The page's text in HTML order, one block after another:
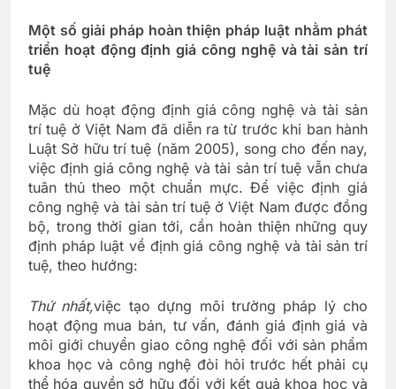
Một số giải pháp hoàn thiện pháp luật nhằm phát
triển hoạt động định giá công nghệ và tài sản trí
tuệ
Mặc dù hoạt động định giá công nghệ và tài sản
trí tuệ ở Việt Nam đã diễn ra từ trước khi ban hành
Luật Sở hữu trí tuệ (năm 2005), song cho đến nay,
việc định giá công nghệ và tài sản trí tuệ vẫn chưa
tuân thủ theo một chuẩn mực. Để việc định giá
công nghệ và tài sản trí tuệ ở Việt Nam được đồng
bộ, trong thời gian tới, cần hoàn thiện những quy
định pháp luật về định giá công nghệ và tài sản trí
tuệ, theo hướng:
Thứ nhất,việc tạo dựng môi trường pháp lý cho
hoạt động mua bán, tư vấn, đánh giá định giá và
môi giới chuyển giao công nghệ đối với sản phẩm
khoa học và công nghệ đòi hỏi trước hết phải cụ
thể hóa quyền sở hữu đối với kết quả khoa học và